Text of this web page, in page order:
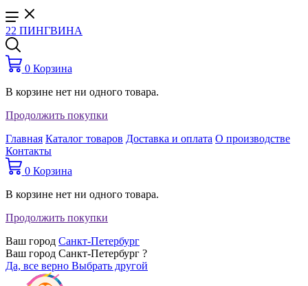
22 ПИНГВИНА
0 Корзина
В корзине нет ни одного товара.
Продолжить покупки
Главная Каталог товаров Доставка и оплата О производстве
Контакты
0 Корзина
В корзине нет ни одного товара.
Продолжить покупки
Ваш город Санкт-Петербург
Ваш город Санкт-Петербург ?
Да, все верно Выбрать другой